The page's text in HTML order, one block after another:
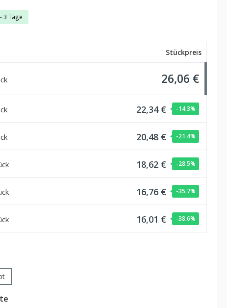
3 Tage
Stückpreis
26,06 €
22,34 € -14.3%
20,48 € -21.4%
18,62 € -28.5%
16,76 € -35.7%
16,01 € -38.6%
auswählen